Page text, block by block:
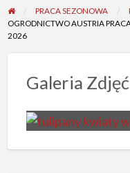
PRACA SEZONOWA
OGRODNICTWO AUSTRIA
2026
Galeria Zdjęć